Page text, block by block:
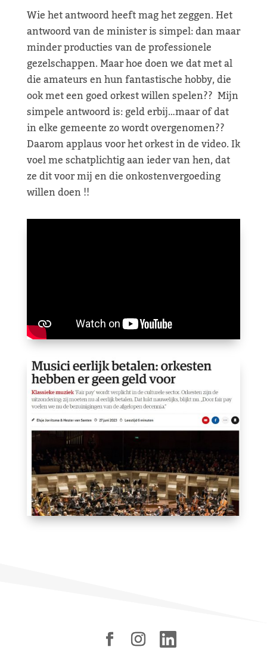
Wie het antwoord heeft mag het zeggen. Het
antwoord van de minister is simpel: dan maar
minder producties van de professionele
gezelschappen. Maar hoe doen we dat met al
die amateurs en hun fantastische hobby, die
ook met een goed orkest willen spelen?? Mijn
simpele antwoord is: geld erbij…maar of dat
in elke gemeente zo wordt overgenomen??
Daarom applaus voor het orkest in de video. Ik
voel me schatplichtig aan ieder van hen, dat
ze dit voor mij en die onkostenvergoeding
willen doen !!